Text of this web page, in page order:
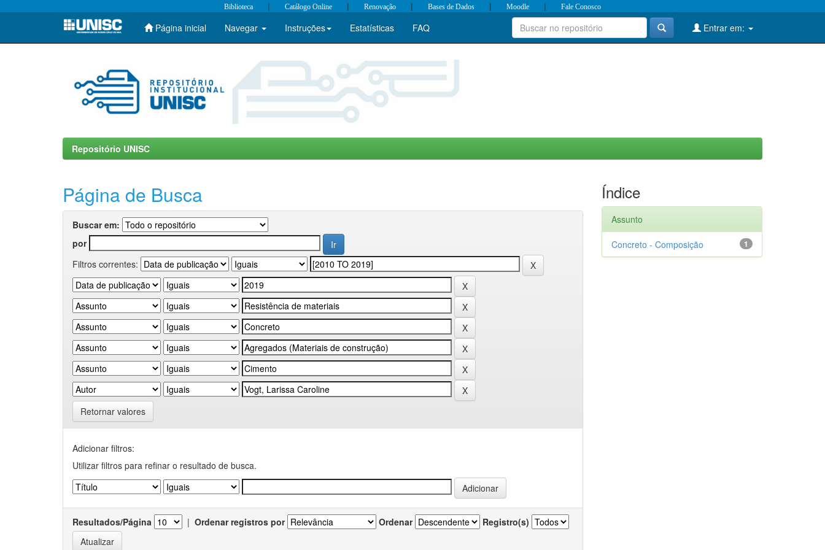
Skip
Biblioteca | Catálogo Online | Renovação | Bases de Dados | Moodle | Fale Conosco
Página inicial Navegar Instruções Estatísticas FAQ Entrar em:
Repositório UNISC
Página de Busca
Buscar em:
por
Filtros correntes:
Retornar valores
Adicionar filtros:
Utilizar filtros para refinar o resultado de busca.
Resultados/Página | Ordenar registros por Ordenar Registro(s)
Índice
Assunto
1
Concreto - Composição